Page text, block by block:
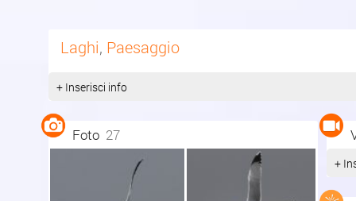
Laghi, Paesaggio
+ Inserisci info
Foto 27
+